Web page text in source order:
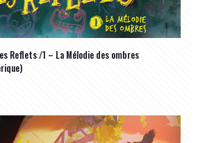
Reflets /1 – La Mélodie des ombres